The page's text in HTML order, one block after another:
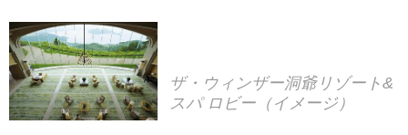
ザ・ウィンザー洞爺リゾート&
スパ ロビー（イメージ）